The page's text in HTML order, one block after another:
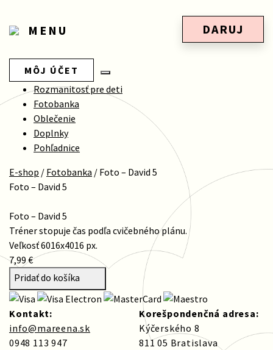
MENU DARUJ
MÔJ ÚČET
Rozmanitosť pre deti
Fotobanka
Oblečenie
Doplnky
Pohľadnice
E-shop / Fotobanka / Foto – David 5
Foto – David 5
Foto – David 5
Tréner stopuje čas podľa cvičebného plánu.
Veľkosť 6016x4016 px.
7,99 €
Pridať do košíka
Kontakt:
info@mareena.sk
0948 113 947
Korešpondenčná adresa:
Kýčerského 8
811 05 Bratislava